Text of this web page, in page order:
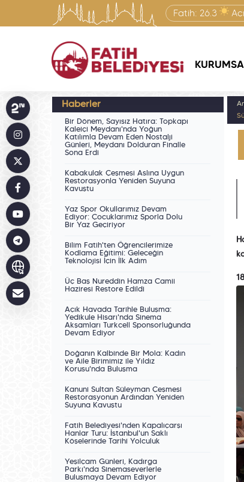
Fatih: 26.3
Haberler
Bir Dönem, Sayısız Hatıra: Topkapı
Kaleiçi Meydanı'nda Yoğun
Katılımla Devam Eden Nostalji
Günleri, Meydanı Dolduran Finalle
Sona Erdi
Kabakulak Çeşmesi Aslına Uygun
Restorasyonla Yeniden Suyuna
Kavuştu
Yaz Spor Okullarımız Devam
Ediyor: Çocuklarımız Sporla Dolu
Bir Yaz Geçiriyor
Bilim Fatih'ten Öğrencilerimize
Kodlama Eğitimi: Geleceğin
Teknolojisi İçin İlk Adım
Üç Baş Nureddin Hamza Camii
Haziresi Restore Edildi
Açık Havada Tarihle Buluşma:
Yedikule Hisarı'nda Sinema
Akşamları Turkcell Sponsorluğunda
Devam Ediyor
Doğanın Kalbinde Bir Mola: Kadın
ve Aile Birimimiz ile Yıldız
Korusu'nda Buluşma
Kanuni Sultan Süleyman Çeşmesi
Restorasyonun Ardından Yeniden
Suyuna Kavuştu
Fatih Belediyesi'nden Kapalıçarşı
Hanlar Turu: İstanbul'un Saklı
Köşelerinde Tarihî Yolculuk
Yeşilçam Günleri, Kadırga
Parkı'nda Sinemaseverlerle
Buluşmaya Devam Ediyor